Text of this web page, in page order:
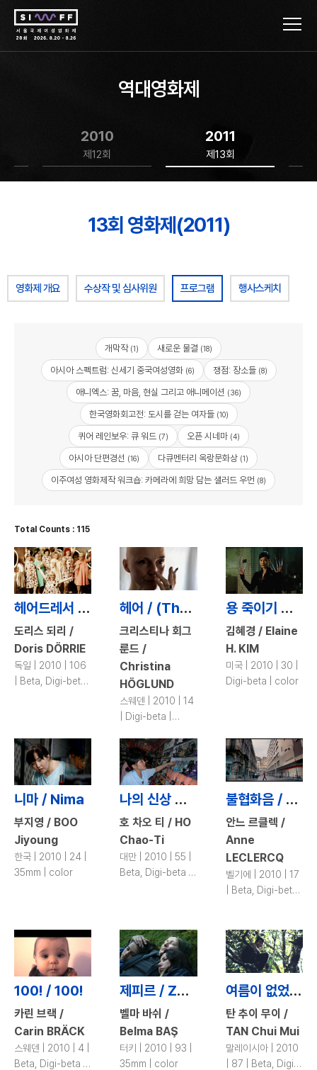
역대영화제
2010
제12회
2011
제13회
13회 영화제(2011)
영화제 개요 수상작 및 심사위원 프로그램 행사스케치
개막작(1) 새로운 물결 (18)
아시아 스펙트럼: 신세기 중국여성영화(6) 쟁점: 장소들(8)
애니엑스: 꿈, 마음, 현실 그리고 애니메이션 (36)
한국영화회고전: 도시를 걷는 여자들(10)
퀴어 레인보우: 큐 워드(7) 오픈 시네마(4)
아시아 단편경선 (16) 다큐멘터리 옥랑문화상 (1)
이주여성 영화제작 워크숍: 카메라에 희망 담는 샐러드 우먼 (8)
Total Counts : 115
헤어드레서 / The Hairdresser
도리스 되리 /
Doris DÖRRIE
독일 | 2010 | 106
| Beta, Digi-beta
헤어 / (The Importance of) Hair
크리스티나 회그
룬드 /
Christina
HÖGLUND
스웨덴 | 2010 | 14
| Digi-beta |
용 죽이기 재장전: 할리우드 영화, 그 밖에 나타난 아시아 여성의 모습 / Slaying the Dragon Reloaded: Asian Women in Hollywood and Beyond
김혜경 / Elaine
H. KIM
미국 | 2010 | 30 |
Digi-beta | color
니마 / Nima
부지영 / BOO
Jiyoung
한국 | 2010 | 24 |
35mm | color
나의 신상 구두 / My Fancy High Heels
호 차오 티 / HO
Chao-Ti
대만 | 2010 | 55 |
Beta, Digi-beta |
불협화음 / Dissonance
안느 르클렉 /
Anne
LECLERCQ
벨기에 | 2010 | 17
| Beta, Digi-beta
100! / 100!
카린 브랙 /
Carin BRÄCK
스웨덴 | 2010 | 4 |
Beta, Digi-beta |
제피르 / Zephyr
벨마 바쉬 /
Belma BAŞ
터키 | 2010 | 93 |
35mm | color
여름이 없었던 해 / Year without a Summer
탄 추이 무이 /
TAN Chui Mui
말레이시아 | 2010
| 87 | Beta, Digi-